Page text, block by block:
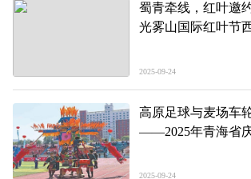
蜀青牵线，红叶邀
光雾山国际红叶节
2025-09-24
高原足球与麦场车
——2025年青海省
足球”超级联赛闭幕
2025-09-24